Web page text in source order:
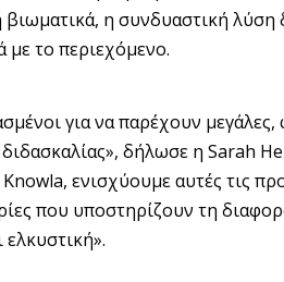
η συνδυαστική λύση
με το περιεχόμενο.
για να παρέχουν μεγάλες,
διδασκαλίας», δήλωσε η Sarah
ενισχύουμε αυτές τις
που υποστηρίζουν τη